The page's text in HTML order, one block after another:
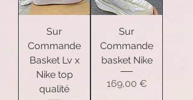
Sur
Commande
Basket Lv x
Nike top
qualité
Sur
Commande
basket Nike
Prix
169,00 €